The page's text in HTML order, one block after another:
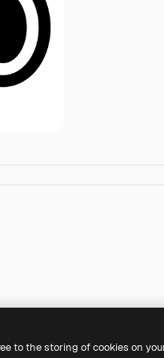
to the storing of cookies on